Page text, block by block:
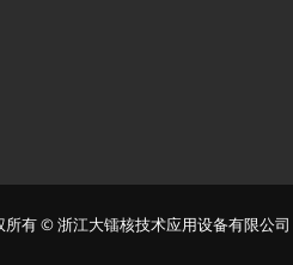
所有 © 浙江大镭核技术应用设备有限公司